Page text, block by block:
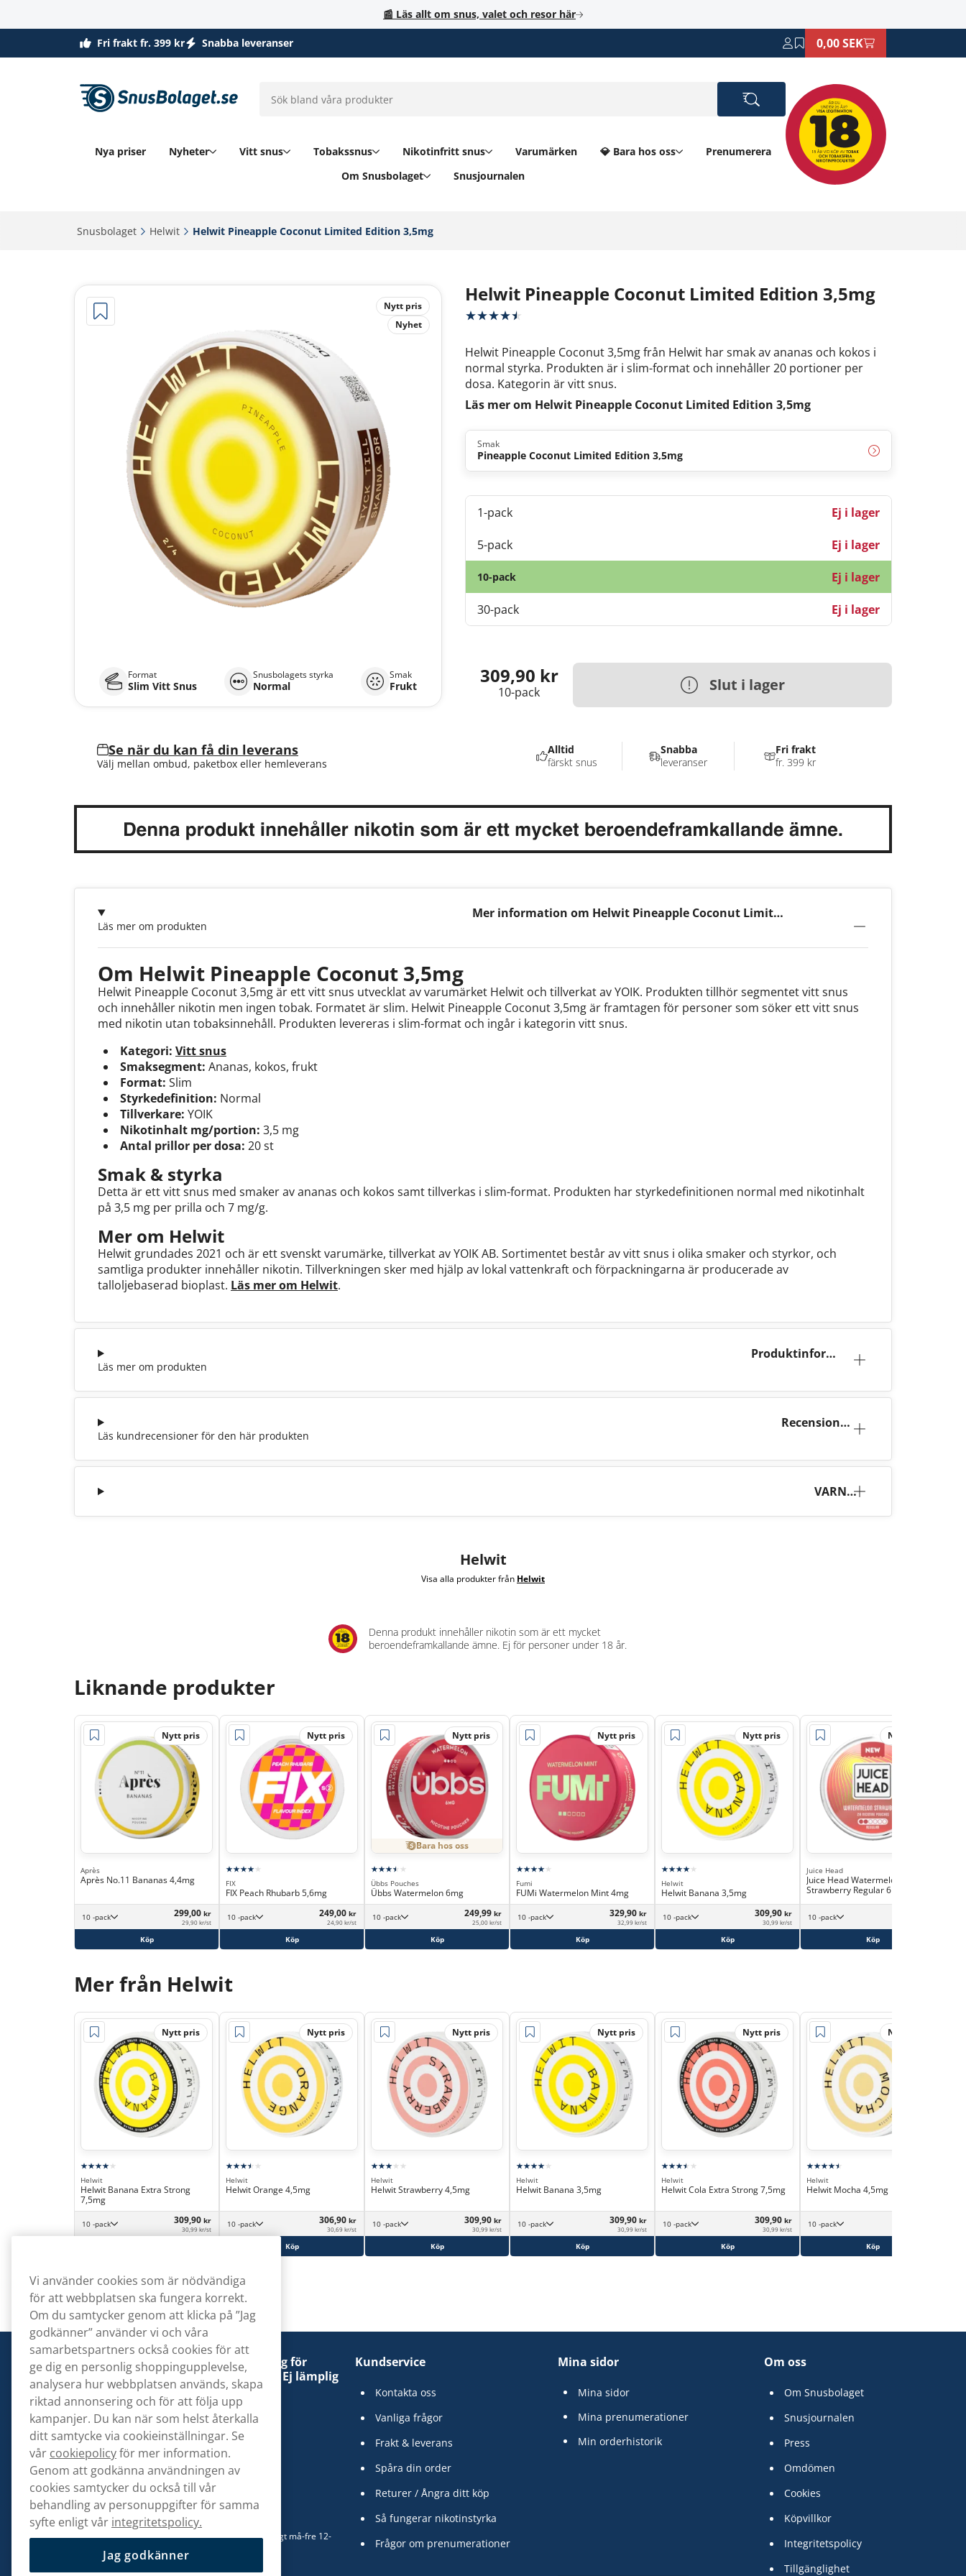
📰 Läs allt om snus, valet och resor här
Fri frakt fr. 399 kr Snabba leveranser 0,00 SEK
Nya priser Nyheter Vitt snus Tobakssnus Nikotinfritt snus Varumärken 💎 Bara hos oss
Prenumerera
Om Snusbolaget
Snusjournalen
Snusbolaget‎ Helwit‎ Helwit Pineapple Coconut Limited Edition 3,5mg‎
Nytt pris
Nyhet
Helwit Pineapple Coconut Limited Edition 3,5mg
Helwit Pineapple Coconut 3,5mg från Helwit har smak av ananas och kokos i
normal styrka. Produkten är i slim-format och innehåller 20 portioner per
dosa. Kategorin är vitt snus.
Läs mer om Helwit Pineapple Coconut Limited Edition 3,5mg
Format
Slim Vitt Snus
Snusbolagets styrka
Normal
Smak
Frukt
Smak
Pineapple Coconut Limited Edition 3,5mg
1-pack Ej i lager
5-pack Ej i lager
10-pack Ej i lager
30-pack Ej i lager
309,90 kr
10-pack Slut i lager
Se när du kan få din leverans
Välj mellan ombud, paketbox eller hemleverans
Mer information om Helwit Pineapple Coconut Limited
Läs mer om produkten
Om Helwit Pineapple Coconut 3,5mg
Helwit Pineapple Coconut 3,5mg är ett vitt snus utvecklat av varumärket Helwit och tillverkat av YOIK. Produkten tillhör segmentet vitt snus
och innehåller nikotin men ingen tobak. Formatet är slim. Helwit Pineapple Coconut 3,5mg är framtagen för personer som söker ett vitt snus
med nikotin utan tobaksinnehåll. Produkten levereras i slim-format och ingår i kategorin vitt snus.
Kategori: Vitt snus
Smaksegment: Ananas, kokos, frukt
Format: Slim
Styrkedefinition: Normal
Tillverkare: YOIK
Nikotinhalt mg/portion: 3,5 mg
Antal prillor per dosa: 20 st
Smak & styrka
Detta är ett vitt snus med smaker av ananas och kokos samt tillverkas i slim-format. Produkten har styrkedefinitionen normal med nikotinhalt
på 3,5 mg per prilla och 7 mg/g.
Mer om Helwit
Helwit grundades 2021 och är ett svenskt varumärke, tillverkat av YOIK AB. Sortimentet består av vitt snus i olika smaker och styrkor, och
samtliga produkter innehåller nikotin. Tillverkningen sker med hjälp av lokal vattenkraft och förpackningarna är producerade av
talloljebaserad bioplast. Läs mer om Helwit.
Produktinforma
Läs mer om produkten
Recensione
Läs kundrecensioner för den här produkten
VARNI
Helwit
Visa alla produkter från Helwit
Alltid
färskt snus
Snabba
leveranser
Fri frakt
fr. 399 kr
Denna produkt innehåller nikotin som är ett mycket
beroendeframkallande ämne. Ej för personer under 18 år.
Liknande produkter
Nytt pris
Après
Après No.11 Bananas 4,4mg
10 -pack 299,00 kr
29,90 kr/st
Köp
Nytt pris
FIX
FIX Peach Rhubarb 5,6mg
10 -pack 249,00 kr
24,90 kr/st
Köp
Nytt pris
Bara hos oss
Übbs Pouches
Übbs Watermelon 6mg
10 -pack 249,99 kr
25,00 kr/st
Köp
Nytt pris
Fumi
FUMi Watermelon Mint 4mg
10 -pack 329,90 kr
32,99 kr/st
Köp
Nytt pris
Helwit
Helwit Banana 3,5mg
10 -pack 309,90 kr
30,99 kr/st
Köp
Nytt pris
Juice Head
Juice Head Watermelon
Strawberry Regular 6mg
10 -pack
Köp
Mer från Helwit
Nytt pris
Helwit
Helwit Banana Extra Strong
7,5mg
10 -pack 309,90 kr
30,99 kr/st
Nytt pris
Helwit
Helwit Orange 4,5mg
10 -pack 306,90 kr
30,69 kr/st
Köp
Nytt pris
Helwit
Helwit Strawberry 4,5mg
10 -pack 309,90 kr
30,99 kr/st
Köp
Nytt pris
Helwit
Helwit Banana 3,5mg
10 -pack 309,90 kr
30,99 kr/st
Köp
Nytt pris
Helwit
Helwit Cola Extra Strong 7,5mg
10 -pack 309,90 kr
30,99 kr/st
Köp
Nytt pris
Helwit
Helwit Mocha 4,5mg
10 -pack
Köp
Denna tobaksprodukt kan vara skadlig för
hälsan och är beroendeframkallande. Ej lämplig
för personer under 18 år.
Kontakta oss
hej@snusbolaget.se
08 517 910 94
Mån-Tor 8.00-17.00 | Fre 9.00-17.00 | (Lunchstängt må-fre 12-
Kundservice
Kontakta oss
Vanliga frågor
Frakt & leverans
Spåra din order
Returer / Ångra ditt köp
Så fungerar nikotinstyrka
Frågor om prenumerationer
Mina sidor
Mina sidor
Mina prenumerationer
Min orderhistorik
Om oss
Om Snusbolaget
Snusjournalen
Press
Omdömen
Cookies
Köpvillkor
Integritetspolicy
Tillgänglighet
Vi använder cookies som är nödvändiga
för att webbplatsen ska fungera korrekt.
Om du samtycker genom att klicka på ”Jag
godkänner” använder vi och våra
samarbetspartners också cookies för att
ge dig en personlig shoppingupplevelse,
analysera hur webbplatsen används, skapa
riktad annonsering och för att följa upp
kampanjer. Du kan när som helst återkalla
ditt samtycke via cookieinställningar. Se
vår cookiepolicyför mer information.
Genom att godkänna användningen av
cookies samtycker du också till vår
behandling av personuppgifter för samma
syfte enligt vår integritetspolicy.
Jag godkänner